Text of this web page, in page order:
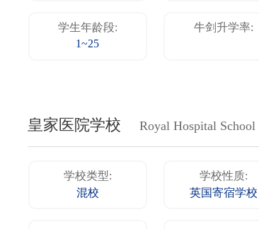
学生年龄段:
1~25
牛剑升学率:
皇家医院学校 Royal Hospital School
学校类型:
混校
学校性质:
英国寄宿学校